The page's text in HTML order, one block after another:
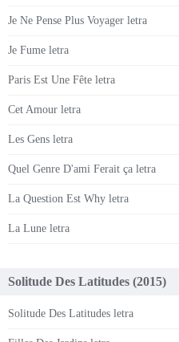
Je Ne Pense Plus Voyager letra
Je Fume letra
Paris Est Une Fête letra
Cet Amour letra
Les Gens letra
Quel Genre D'ami Ferait ça letra
La Question Est Why letra
La Lune letra
Solitude Des Latitudes (2015)
Solitude Des Latitudes letra